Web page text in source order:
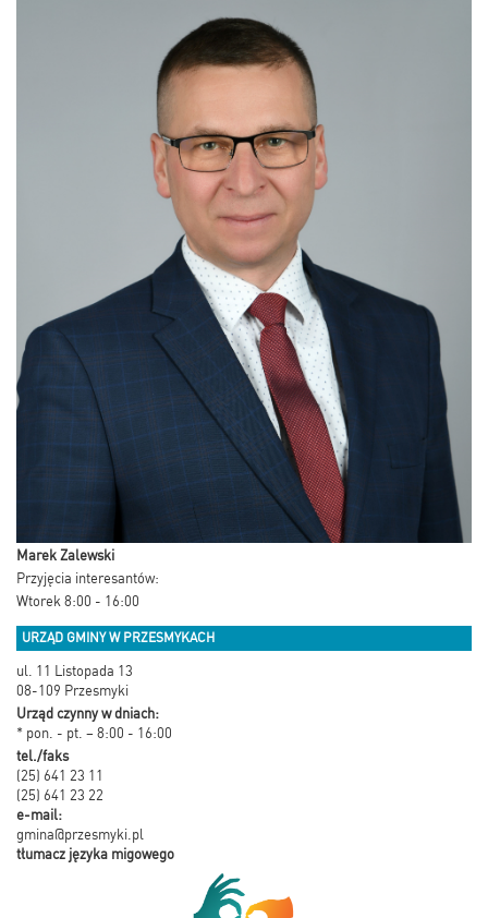
Marek Zalewski
Przyjęcia interesantów:
Wtorek 8:00 - 16:00
URZĄD GMINY W PRZESMYKACH
ul. 11 Listopada 13
08-109 Przesmyki
Urząd czynny w dniach:
* pon. - pt. – 8:00 - 16:00
tel./faks
(25) 641 23 11
(25) 641 23 22
e-mail:
gmina@przesmyki.pl
tłumacz języka migowego